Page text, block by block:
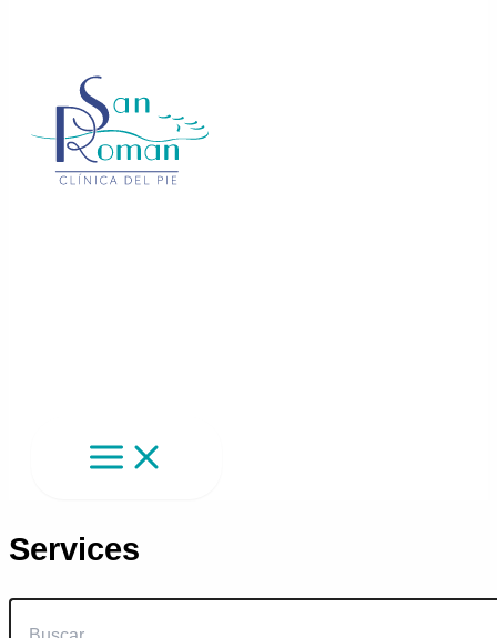
Services